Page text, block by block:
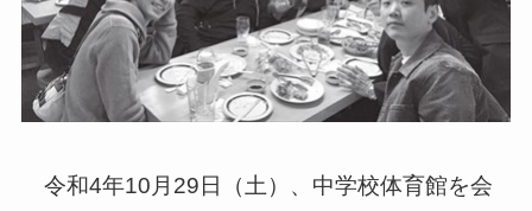
令和4年10月29日（土）、中学校体育館を会